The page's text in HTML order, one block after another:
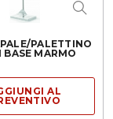
PALETTINO
BASE MARMO
AL